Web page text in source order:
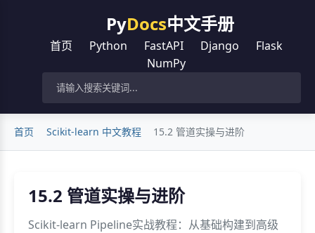
PyDocs中文手册
首页 Python FastAPI Django
Flask
NumPy
首页 Scikit-learn 中文教程 15.2 管道实操与进阶
15.2 管道实操与进阶
Scikit-learn Pipeline实战教程：从基础构建到高级